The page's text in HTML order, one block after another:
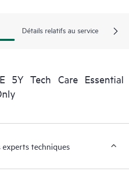
dans leur environnement et en
sans avoir à ouvrir un incident de
un portail de ressources de
Le service HPE Tech Care
des performances de la
Détails relatifs au service
5Y Tech Care Essential
experts techniques